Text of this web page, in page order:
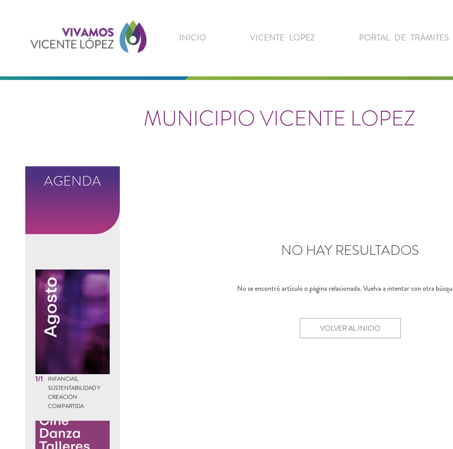
López
INICIO VICENTE LOPEZ PORTAL DE TRÁMITES
MUNICIPIO VICENTE LOPEZ
AGENDA
1/1
INFANCIAS,
SUSTENTABILIDAD Y
CREACIÓN
COMPARTIDA
NO HAY RESULTADOS
No se encontró artículo o página relacionada. Vuelva a intentar con otra
VOLVER AL INICIO